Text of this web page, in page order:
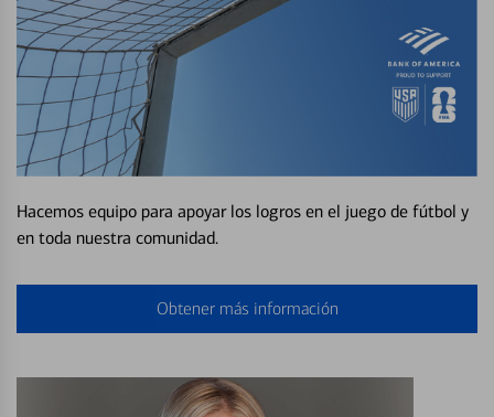
Hacemos equipo para apoyar los logros en el juego de fútbol y
en toda nuestra comunidad.
Obtener más información